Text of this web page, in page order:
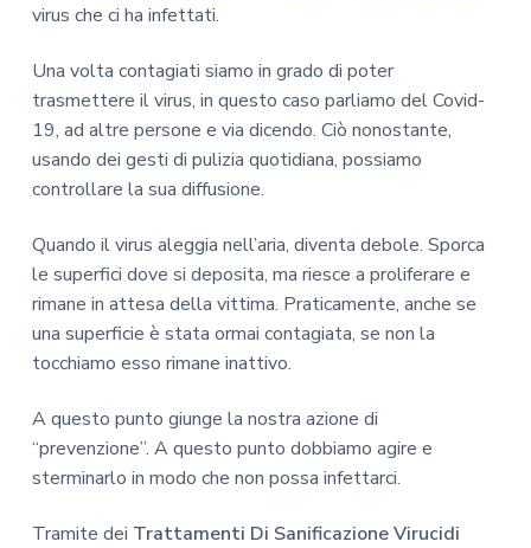
virus che ci ha infettati.
Una volta contagiati siamo in grado di poter
trasmettere il virus, in questo caso parliamo del Covid-
19, ad altre persone e via dicendo. Ciò nonostante,
usando dei gesti di pulizia quotidiana, possiamo
controllare la sua diffusione.
Quando il virus aleggia nell’aria, diventa debole. Sporca
le superfici dove si deposita, ma riesce a proliferare e
rimane in attesa della vittima. Praticamente, anche se
una superficie è stata ormai contagiata, se non la
tocchiamo esso rimane inattivo.
A questo punto giunge la nostra azione di
“prevenzione”. A questo punto dobbiamo agire e
sterminarlo in modo che non possa infettarci.
Tramite dei Trattamenti Di Sanificazione Virucidi